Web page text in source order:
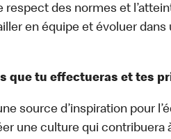
respect des normes et
en équipe et évoluer
que tu effectueras et tes
source d’inspiration pour
une culture qui contribuera